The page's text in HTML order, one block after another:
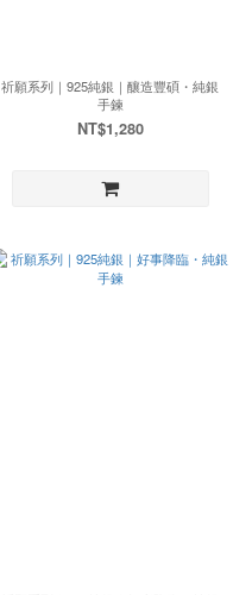
祈願系列｜925純銀｜釀造豐碩・純銀
手鍊
NT$1,280